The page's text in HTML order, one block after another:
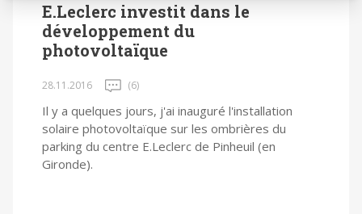
E.Leclerc investit dans le
développement du
photovoltaïque
28.11.2016 (6)
Il y a quelques jours, j'ai inauguré l'installation
solaire photovoltaïque sur les ombrières du
parking du centre E.Leclerc de Pinheuil (en
Gironde).